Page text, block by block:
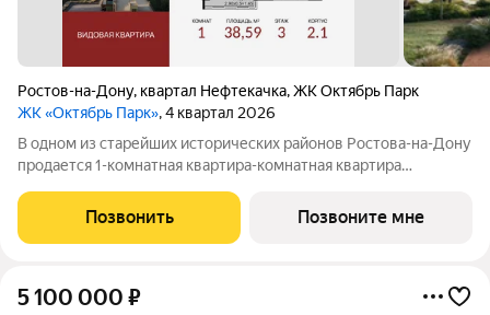
Ростов-на-Дону, квартал Нефтекачка,ЖК Октябрь Парк
ЖК «Октябрь Парк», 4 квартал 2026
В одном из старейших исторических районов Ростова-на-Дону
продается 1-комнатная квартира-комнатная квартира
Квартира находится в новом жилом комплексе комфорт-
класса «Октябрь Парк» от девелопера
Позвонить Позвоните мне
5 100 000 ₽